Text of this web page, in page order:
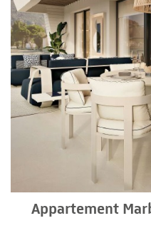
Appartement